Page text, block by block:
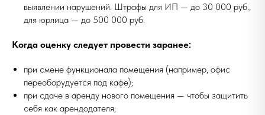
выявлении нарушений. Штрафы для ИП — до 30 000 руб.,
для юрлица — до 500 000 руб.
Когда оценку следует провести заранее:
при смене функционала помещения (например, офис
переоборудуется под кафе);
при сдаче в аренду нового помещения — чтобы защитить
себя как арендодателя;